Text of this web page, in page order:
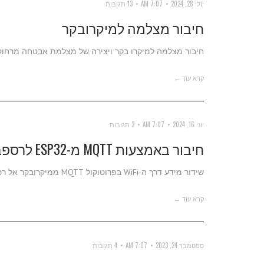
יולי 28, 2024 7:07 AM 13 תגובות
חיבור מצלמה למיקרובקר
חיבור מצלמה למיקרו בקר ויצירה של מצלמת אבטחה מרחוק
קרא עוד ←
יוני 16, 2024 7:07 AM 2 תגובות
חיבור באמצעות MQTT מ-ESP32 לרספברי פיי
שידור מידע דרך ה-WiFi בפרוטוקול MQTT ממיקרובקר אל רספברי פיי וההיפך.
קרא עוד ←
ספטמבר 24, 2023 7:07 AM 4 תגובות